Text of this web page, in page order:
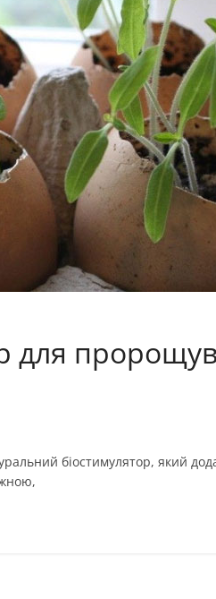
для
біостимулятор, який